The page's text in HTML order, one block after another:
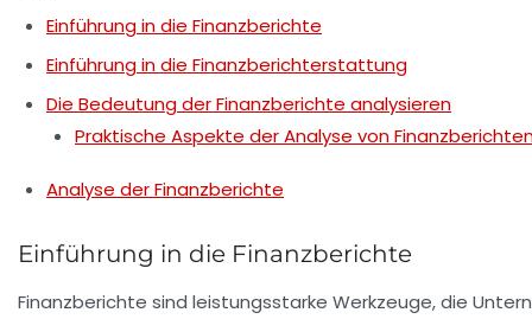
Einführung in die Finanzberichte
Einführung in die Finanzberichterstattung
Die Bedeutung der Finanzberichte analysieren
Praktische Aspekte der Analyse von
Analyse der Finanzberichte
Einführung in die Finanzberichte
Finanzberichte sind leistungsstarke Werkzeuge, die